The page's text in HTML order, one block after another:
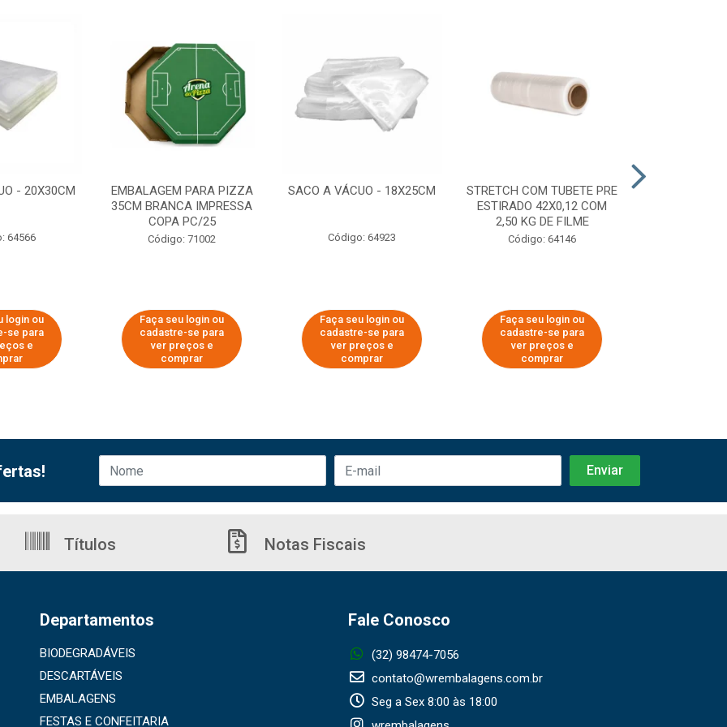
- 20X30CM
64566
login ou
se para
e
EMBALAGEM PARA PIZZA
35CM BRANCA IMPRESSA
COPA PC/25
Código: 71002
Faça seu login ou
cadastre-se para
ver preços e
comprar
SACO A VÁCUO - 18X25CM
Código: 64923
Faça seu login ou
cadastre-se para
ver preços e
comprar
STRETCH COM TUBETE PRE
ESTIRADO 42X0,12 COM
2,50 KG DE FILME
Código: 64146
Faça seu login ou
cadastre-se para
ver preços e
comprar
Títulos Notas Fiscais
Departamentos
BIODEGRADÁVEIS
DESCARTÁVEIS
EMBALAGENS
FESTAS E CONFEITARIA
Fale Conosco
(32) 98474-7056
contato@wrembalagens.com.br
Seg a Sex 8:00 às 18:00